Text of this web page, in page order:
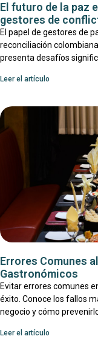
El futuro de la paz
gestores de
El papel de gestores de
reconciliación
presenta desafíos
Leer el artículo
Errores Comunes
Gastronómicos
Evitar errores comunes
éxito. Conoce los fallos
negocio y cómo
Leer el artículo